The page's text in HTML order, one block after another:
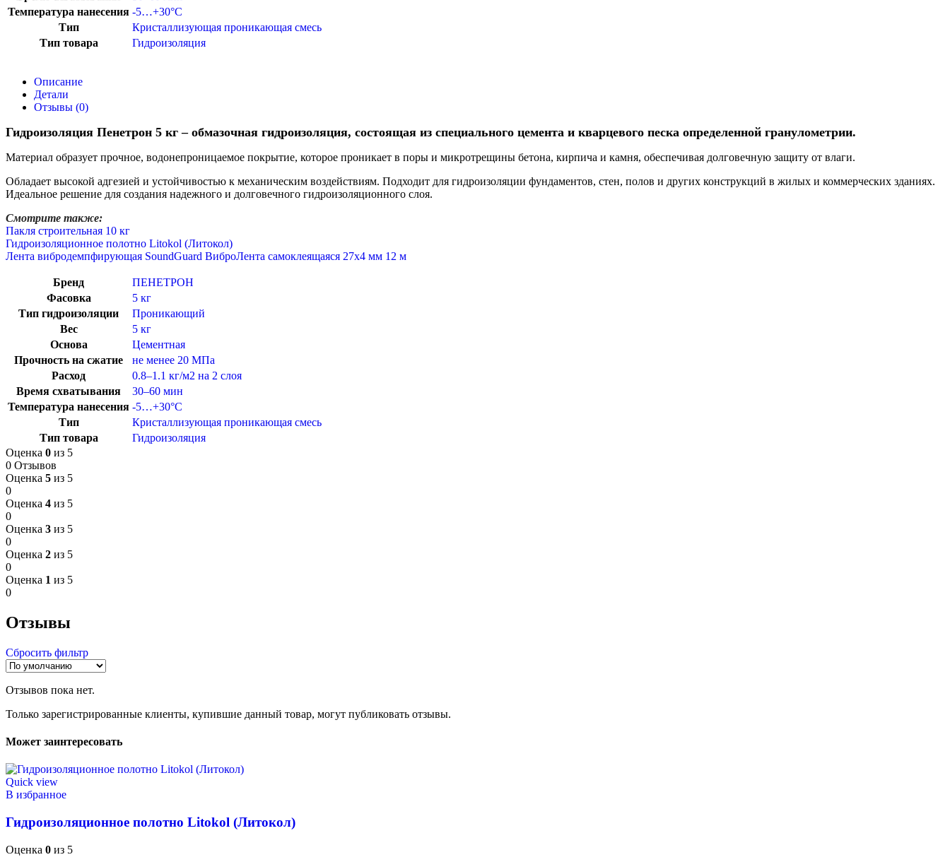
Температура нанесения -5…+30°C
Тип
Кристаллизующая проникающая смесь
Тип товара
Гидроизоляция
Описание
Детали
Отзывы (0)
Гидроизоляция Пенетрон 5 кг – обмазочная гидроизоляция, состоящая из специального цемента и кварцевого песка определенной гранулометрии.
Материал образует прочное, водонепроницаемое покрытие, которое проникает в поры и микротрещины бетона, кирпича и камня, обеспечивая долговечную защиту от влаги.
Обладает высокой адгезией и устойчивостью к механическим воздействиям. Подходит для гидроизоляции фундаментов, стен, полов и других конструкций в жилых и коммерческих зданиях.
Идеальное решение для создания надежного и долговечного гидроизоляционного слоя.
Смотрите также:
Пакля строительная 10 кг
Гидроизоляционное полотно Litokol (Литокол)
Лента вибродемпфирующая SoundGuard ВиброЛента самоклеящаяся 27х4 мм 12 м
Бренд
ПЕНЕТРОН
Фасовка
5 кг
Тип гидроизоляции
Проникающий
Вес
5 кг
Основа
Цементная
Прочность на сжатие
не менее 20 МПа
Расход
0.8–1.1 кг/м2 на 2 слоя
Время схватывания
30–60 мин
Температура нанесения -5…+30°C
Тип
Кристаллизующая проникающая смесь
Тип товара
Гидроизоляция
Оценка 0 из 5
0 Отзывов
Оценка 5 из 5
0
Оценка 4 из 5
0
Оценка 3 из 5
0
Оценка 2 из 5
0
Оценка 1 из 5
0
Отзывы
Сбросить фильтр
Отзывов пока нет.
Только зарегистрированные клиенты, купившие данный товар, могут публиковать отзывы.
Может заинтересовать
Quick view
В избранное
Гидроизоляционное полотно Litokol (Литокол)
Оценка 0 из 5